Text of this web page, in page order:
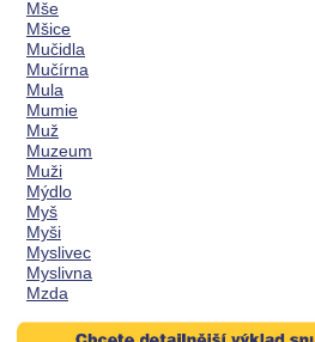
Mše
Mšice
Mučidla
Mučírna
Mula
Mumie
Muž
Muzeum
Muži
Mýdlo
Myš
Myši
Myslivec
Myslivna
Mzda